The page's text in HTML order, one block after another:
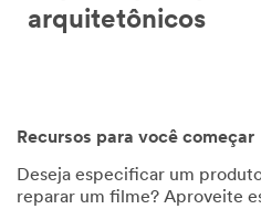
arquitetônicos
Recursos para você começar
Deseja especificar um
reparar um filme? Aproveite